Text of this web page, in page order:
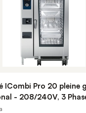
ICombi Pro 20 pleine
- 208/240V, 3